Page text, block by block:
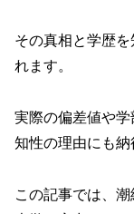
その真相と学歴
れます。
実際の偏差値や
知性の理由にも納
この記事では、